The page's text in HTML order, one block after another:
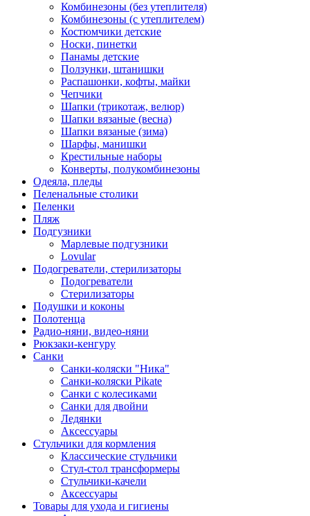
Комбинезоны (без утеплителя)
Комбинезоны (с утеплителем)
Костюмчики детские
Носки, пинетки
Панамы детские
Ползунки, штанишки
Распашонки, кофты, майки
Чепчики
Шапки (трикотаж, велюр)
Шапки вязаные (весна)
Шапки вязаные (зима)
Шарфы, манишки
Крестильные наборы
Конверты, полукомбинезоны
Одеяла, пледы
Пеленальные столики
Пеленки
Пляж
Подгузники
Марлевые подгузники
Lovular
Подогреватели, стерилизаторы
Подогреватели
Стерилизаторы
Подушки и коконы
Полотенца
Радио-няни, видео-няни
Рюкзаки-кенгуру
Санки
Санки-коляски "Ника"
Санки-коляски Pikate
Санки с колесиками
Санки для двойни
Ледянки
Аксессуары
Стульчики для кормления
Классические стульчики
Стул-стол трансформеры
Стульчики-качели
Аксессуары
Товары для ухода и гигиены